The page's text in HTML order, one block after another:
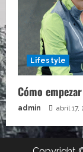
Lifestyle
Cómo
admin abril 17,